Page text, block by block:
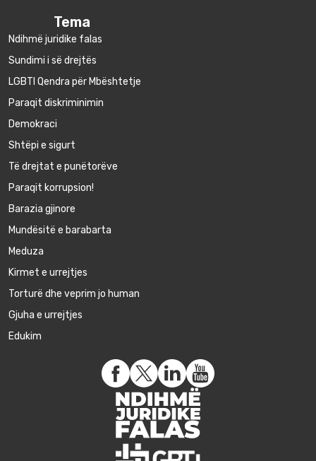
Tema
Ndihmë juridike falas
Sundimi i së drejtës
LGBTI Qendra për Mbështetje
Paraqit diskriminimin
Demokraci
Shtëpi e sigurt
Të drejtat e punëtorëve
Paraqit korrupsion!
Barazia gjinore
Mundësitë e barabarta
Meduza
Kirmet e urrejtjes
Torturë dhe veprim jo human
Gjuha e urrejtjes
Edukim